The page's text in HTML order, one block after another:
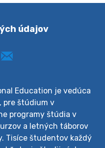
údajov
Education je vedúca
pre štúdium v
programy štúdia v
a letných táborov
Tisíce študentov každý